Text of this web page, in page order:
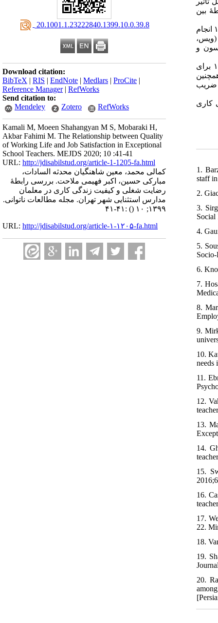
‎ 20.1001.1.23222840.1399.10.0.39.8
Download citation:
BibTeX | RIS | EndNote | Medlars | ProCite |
Reference Manager| RefWorks
Send citation to:
Mendeley
Zotero RefWorks
Kamali M, Moeen Shahangyan M S, Mobaraki H,
Akbar Fahimi M. The Relationship between Quality
of Working Life and Job Satisfaction in Exceptional
School Teachers. MEJDS 2020; 10 :41-41
URL: http://jdisabilstud.org/article-1-1205-fa.html
کمالی محمد، معین شاهنگیان محدثه السادات،
مبارکی حسین، اکبر فهیمی ملاحت. بررسی رابطهٔ
رضایت شغلی و کیفیت زندگی کاری در معلمان
مدارس استثنایی شهر تهران. مجله مطالعات ناتوانی.
۱۳۹۹; ۱۰
() :۴۱-۴۱
URL: http://jdisabilstud.org/article-۱-۱۲۰۵-fa.html
بین
: این مطالعه از نوع توصیفی-تحلیلی بود و به‌روش مقطعی و روی ۲۴۴ نفر از معلمان مدارس استثنایی شهر تهران در سال ۱۳۹۷ انجام
(ویس،
پیرسون و
: نتایج نشان داد که میانگین و انحراف معیار رضایت شغلی و کیفیت زندگی کاری معلمان مدارس استثنایی به‌ترتیب ۷۴٫۷۶ و ۱۱٫۳۸ برای
همچنین
ضریب
کاری
1.
staff
2.
3.
Social
4.
5.
6.
7.
8.
9.
10.
needs
11.
12.
13.
14.
15.
16.
17.
22.
18.
19.
20.